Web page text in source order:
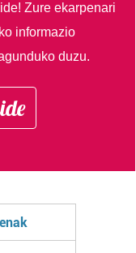
Zure ekarpenari
informazio
duzu.